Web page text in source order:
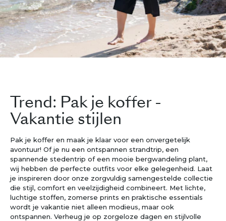
Trend: Pak je koffer -
Vakantie stijlen
Pak je koffer en maak je klaar voor een onvergetelijk
avontuur! Of je nu een ontspannen strandtrip, een
spannende stedentrip of een mooie bergwandeling plant,
wij hebben de perfecte outfits voor elke gelegenheid. Laat
je inspireren door onze zorgvuldig samengestelde collectie
die stijl, comfort en veelzijdigheid combineert. Met lichte,
luchtige stoffen, zomerse prints en praktische essentials
wordt je vakantie niet alleen modieus, maar ook
ontspannen. Verheug je op zorgeloze dagen en stijlvolle